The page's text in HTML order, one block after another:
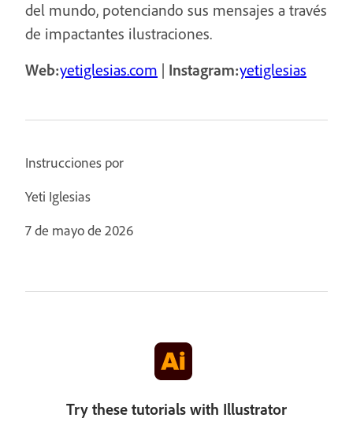
del mundo, potenciando sus mensajes a través
de impactantes ilustraciones.
Web:yetiglesias.com | Instagram:yetiglesias
Instrucciones por
Yeti Iglesias
7 de mayo de 2026
Try these tutorials with Illustrator